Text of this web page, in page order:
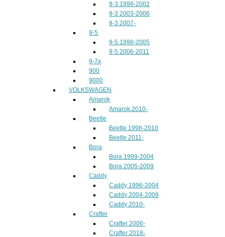
9-3 1998-2002
9-3 2003-2006
9-3 2007-
9-5
9-5 1998-2005
9-5 2006-2011
9-7x
900
9000
VOLKSWAGEN
Amarok
Amarok 2010-
Beetle
Beetle 1998-2010
Beetle 2011-
Bora
Bora 1999-2004
Bora 2005-2009
Caddy
Caddy 1996-2004
Caddy 2004-2009
Caddy 2010-
Crafter
Crafter 2006-
Crafter 2018-